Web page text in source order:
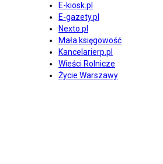
E-kiosk.pl
E-gazety.pl
Nexto.pl
Mała księgowość
Kancelarierp.pl
Wieści Rolnicze
Życie Warszawy